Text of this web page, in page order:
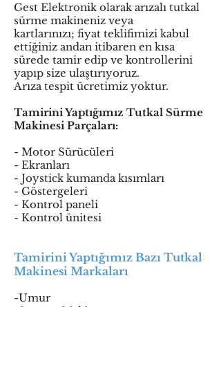
Gest Elektronik olarak arızalı tutkal
sürme makineniz veya
kartlarınızı; fiyat teklifimizi kabul
ettiğiniz andan itibaren en kısa
sürede tamir edip ve kontrollerini
yapıp size ulaştırıyoruz.
Arıza tespit ücretimiz yoktur.
Tamirini Yaptığımız Tutkal Sürme
Makinesi Parçaları:
- Motor Sürücüleri
- Ekranları
- Joystick kumanda kısımları
- Göstergeleri
- Kontrol paneli
- Kontrol ünitesi
Tamirini Yaptığımız Bazı Tutkal
Makinesi Markaları
-Umur
-Savaşer Makine